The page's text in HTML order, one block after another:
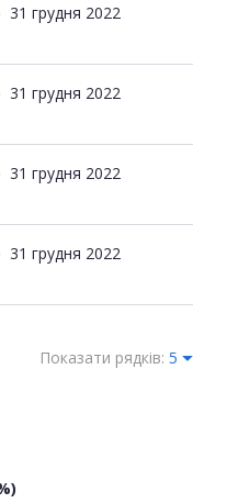
31 грудня 2022
31 грудня 2022
31 грудня 2022
31 грудня 2022
Показати рядків: 5